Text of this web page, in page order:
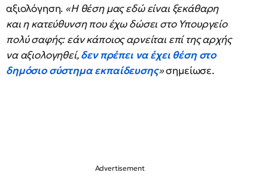
αξιολόγηση. «Η θέση μας εδώ είναι ξεκάθαρη
και η κατεύθυνση που έχω δώσει στο Υπουργείο
πολύ σαφής: εάν κάποιος αρνείται επί της αρχής
να αξιολογηθεί,δεν πρέπει να έχει θέση στο
δημόσιο σύστημα εκπαίδευσης»σημείωσε.